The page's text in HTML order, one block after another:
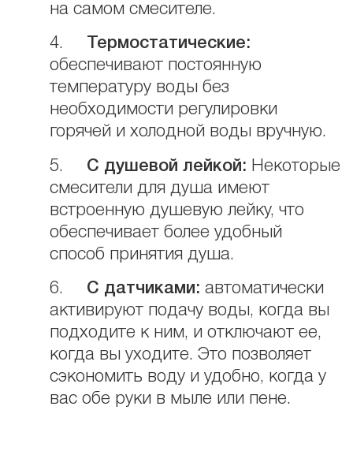
на самом смесителе.
4.
Термостатические:
обеспечивают постоянную
температуру воды без
необходимости регулировки
горячей и холодной воды вручную.
5. С душевой лейкой: Некоторые
смесители для душа имеют
встроенную душевую лейку, что
обеспечивает более удобный
способ принятия душа.
6. С датчиками: автоматически
активируют подачу воды, когда вы
подходите к ним, и отключают ее,
когда вы уходите. Это позволяет
сэкономить воду и удобно, когда у
вас обе руки в мыле или пене.